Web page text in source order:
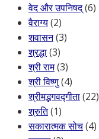
वेद और उपनिषद्(6)
वैराग्य(2)
शवासन(3)
श्रद्धा(3)
श्री राम(3)
श्री विष्णु(4)
श्रीमद्भगवद्गीता(22)
श्रुति(1)
सकारात्मक सोच(4)